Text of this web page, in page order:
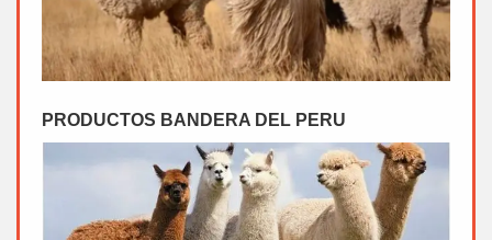
PRODUCTOS BANDERA DEL PERU